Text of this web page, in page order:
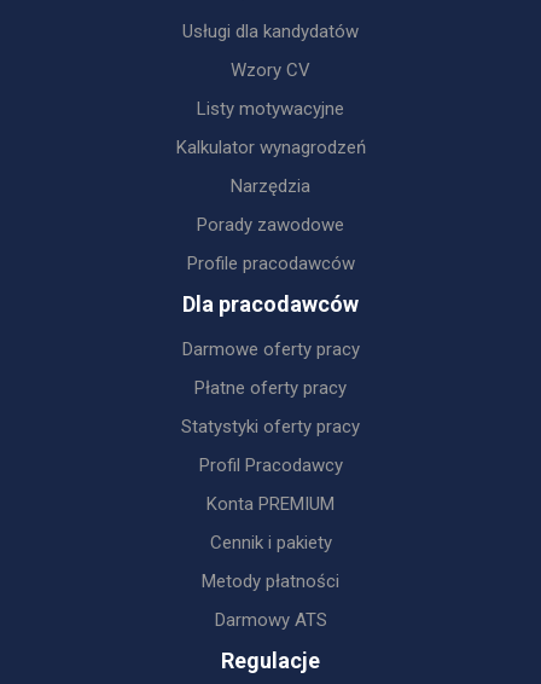
Usługi dla kandydatów
Wzory CV
Listy motywacyjne
Kalkulator wynagrodzeń
Narzędzia
Porady zawodowe
Profile pracodawców
Dla pracodawców
Darmowe oferty pracy
Płatne oferty pracy
Statystyki oferty pracy
Profil Pracodawcy
Konta PREMIUM
Cennik i pakiety
Metody płatności
Darmowy ATS
Regulacje